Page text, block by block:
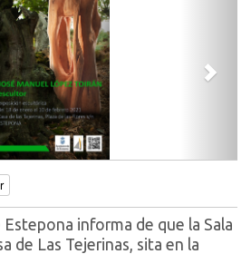
informa de que la Sala
de Las Tejerinas, sita en la